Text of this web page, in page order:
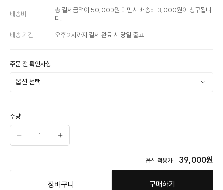
배송비
총 결제금액이 50,000원 미만시 배송비 3,000원이 청구됩니
다.
배송 기간 오후 2시까지 결제 완료 시 당일 출고
주문 전 확인사항
수량
옵션 적용가 39,000원
장바구니 구매하기